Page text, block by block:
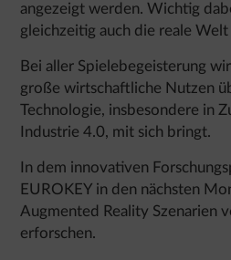
angezeigt werden. Wichtig
gleichzeitig auch die reale
Bei aller Spielebegeisterung
große wirtschaftliche Nutzen
Technologie, insbesondere in
Industrie 4.0, mit sich bringt.
In dem innovativen
EUROKEY in den nächsten
Augmented Reality Szenarien
erforschen.